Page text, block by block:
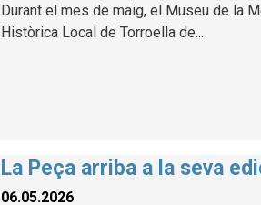
Durant el mes de maig, el Museu de la
Històrica Local de Torroella de...
La Peça arriba a la seva
06.05.2026